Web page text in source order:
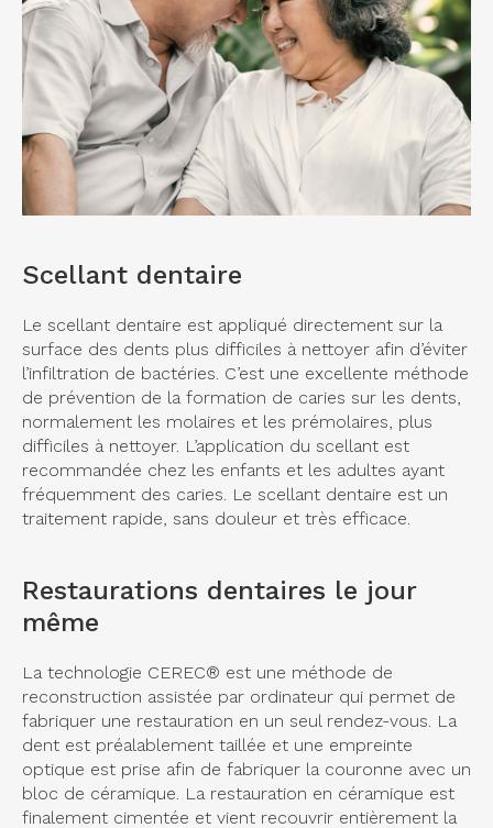
Scellant dentaire
Le scellant dentaire est appliqué directement sur la
surface des dents plus difficiles à nettoyer afin d’éviter
l’infiltration de bactéries. C’est une excellente méthode
de prévention de la formation de caries sur les dents,
normalement les molaires et les prémolaires, plus
difficiles à nettoyer. L’application du scellant est
recommandée chez les enfants et les adultes ayant
fréquemment des caries. Le scellant dentaire est un
traitement rapide, sans douleur et très efficace.
Restaurations dentaires le jour
même
La technologie CEREC® est une méthode de
reconstruction assistée par ordinateur qui permet de
fabriquer une restauration en un seul rendez-vous. La
dent est préalablement taillée et une empreinte
optique est prise afin de fabriquer la couronne avec un
bloc de céramique. La restauration en céramique est
finalement cimentée et vient recouvrir entièrement la